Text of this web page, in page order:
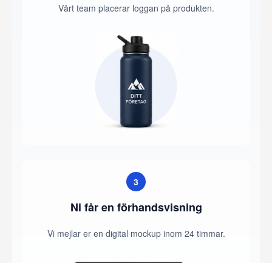
Vårt team placerar loggan på produkten.
3
Ni får en förhandsvisning
Vi mejlar er en digital mockup inom 24 timmar.